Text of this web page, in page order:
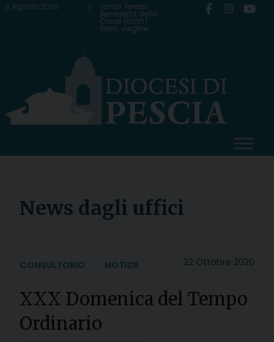
Skip
9 Agosto 2026 Santa Teresa
Benedetta della
Croce (Edith)
Stein, vergine
News dagli uffici
22 Ottobre 2020
CONSULTORIO NOTIZIE
XXX Domenica del Tempo
Ordinario